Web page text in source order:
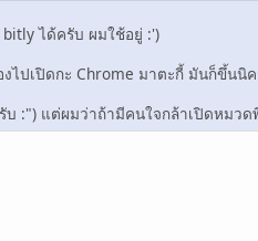
bitly ได้ครับ ผมใช้อยู่ :')
งไปเปิดกะ Chrome มาตะกี้ มันก็ขึ้นนิ
:") แต่ผมว่าถ้ามีคนใจกล้าเปิดหมวด